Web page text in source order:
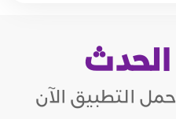
التطبيق الآن